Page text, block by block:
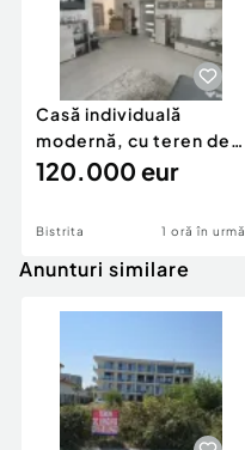
Casă individuală
modernă, cu teren de
1.356 mp – la doa
120.000 eur
Bistrita 1 oră în urmă
Anunturi similare